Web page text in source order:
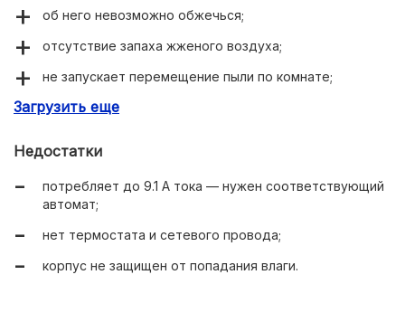
об него невозможно обжечься;
отсутствие запаха жженого воздуха;
не запускает перемещение пыли по комнате;
можно монтировать на потолок или стену.
Загрузить еще
Недостатки
потребляет до 9.1 А тока — нужен соответствующий
автомат;
нет термостата и сетевого провода;
корпус не защищен от попадания влаги.